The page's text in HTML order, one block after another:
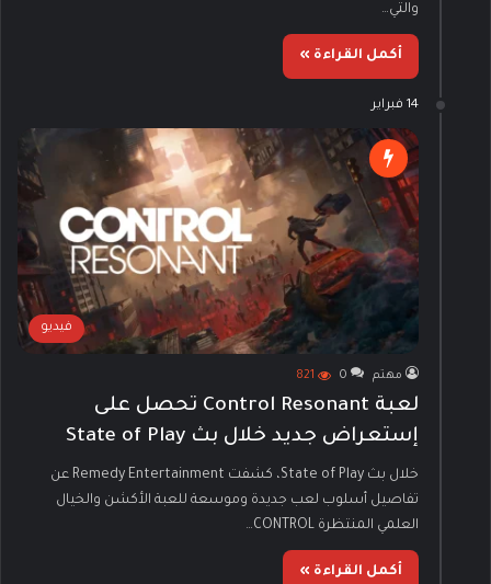
والتي…
أكمل القراءة »
14 فبراير
فيديو
مهتم 0
821
لعبة Control Resonant تحصل على
إستعراض جديد خلال بث State of Play
خلال بث State of Play، كشفت Remedy Entertainment عن
تفاصيل أسلوب لعب جديدة وموسعة للعبة الأكشن والخيال
العلمي المنتظرة CONTROL…
أكمل القراءة »